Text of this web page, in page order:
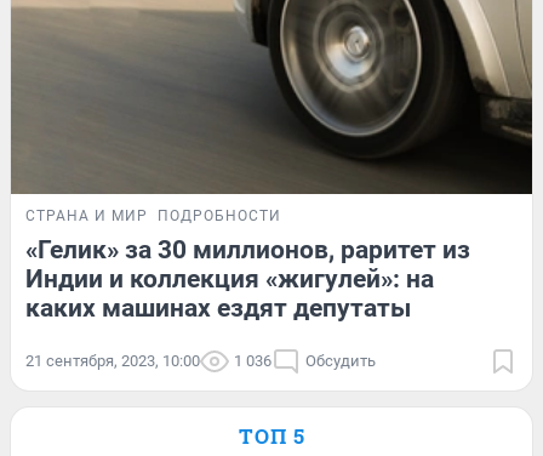
СТРАНА И МИР ПОДРОБНОСТИ
«Гелик» за 30 миллионов, раритет из
Индии и коллекция «жигулей»: на
каких машинах ездят депутаты
21 сентября, 2023, 10:00 1 036 Обсудить
ТОП 5